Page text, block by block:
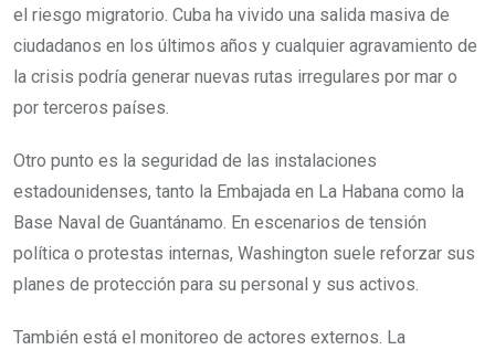
el riesgo migratorio. Cuba ha vivido una salida masiva de
ciudadanos en los últimos años y cualquier agravamiento de
la crisis podría generar nuevas rutas irregulares por mar o
por terceros países.
Otro punto es la seguridad de las instalaciones
estadounidenses, tanto la Embajada en La Habana como la
Base Naval de Guantánamo. En escenarios de tensión
política o protestas internas, Washington suele reforzar sus
planes de protección para su personal y sus activos.
También está el monitoreo de actores externos. La